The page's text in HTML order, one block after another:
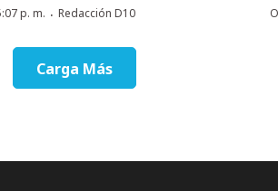
p. m. ·Redacción D10
Carga Más